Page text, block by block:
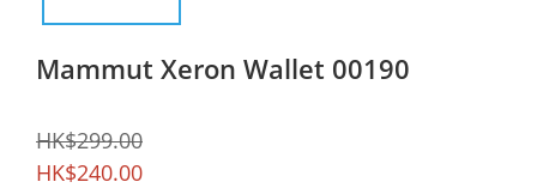
Mammut Xeron Wallet 00190
HK$299.00
HK$240.00